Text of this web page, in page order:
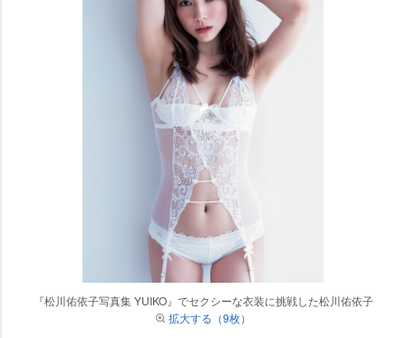
『松川佑依子写真集 YUIKO』でセクシーな衣装に挑戦した松川佑依子
拡大する（9枚）